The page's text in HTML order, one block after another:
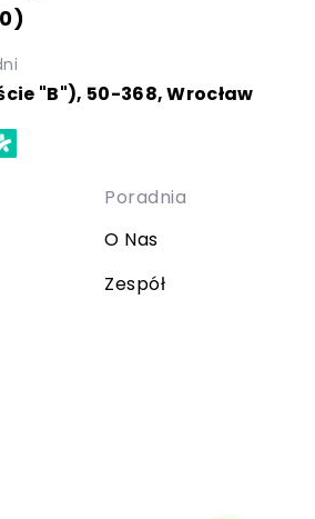
"B"), 50-368, Wrocław
Poradnia
O Nas
Zespół